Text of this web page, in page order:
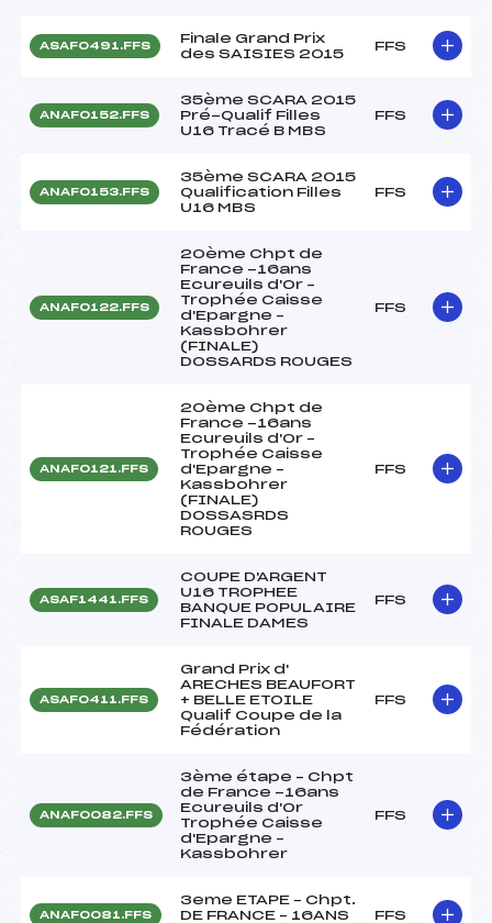
ASAF0491.FFS
Finale Grand Prix
des SAISIES 2015
FFS
ANAF0152.FFS
35ème SCARA 2015
Pré-Qualif Filles
U16 Tracé B MBS
FFS
ANAF0153.FFS
35ème SCARA 2015
Qualification Filles
U16 MBS
FFS
ANAF0122.FFS
20ème Chpt de
France -16ans
Ecureuils d'Or –
Trophée Caisse
d'Epargne –
Kassbohrer
(FINALE)
DOSSARDS ROUGES
FFS
ANAF0121.FFS
20ème Chpt de
France -16ans
Ecureuils d'Or –
Trophée Caisse
d'Epargne –
Kassbohrer
(FINALE)
DOSSASRDS
ROUGES
FFS
ASAF1441.FFS
COUPE D'ARGENT
U16 TROPHEE
BANQUE POPULAIRE
FINALE DAMES
FFS
ASAF0411.FFS
Grand Prix d'
ARECHES BEAUFORT
+ BELLE ETOILE
Qualif Coupe de la
Fédération
FFS
ANAF0082.FFS
3ème étape – Chpt
de France -16ans
Ecureuils d'Or
Trophée Caisse
d'Epargne –
Kassbohrer
FFS
ANAF0081.FFS
3eme ETAPE – Chpt.
DE FRANCE – 16ANS
FFS